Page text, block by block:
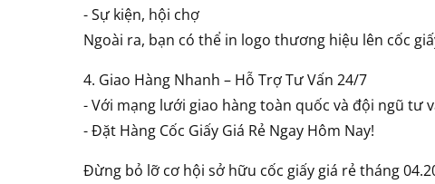
- Sự kiện, hội chợ
Ngoài ra, bạn có thể in logo thương hiệu lên cốc
4. Giao Hàng Nhanh – Hỗ Trợ Tư Vấn 24/7
- Với mạng lưới giao hàng toàn quốc và đội ngũ tư
- Đặt Hàng Cốc Giấy Giá Rẻ Ngay Hôm Nay!
Đừng bỏ lỡ cơ hội sở hữu cốc giấy giá rẻ tháng